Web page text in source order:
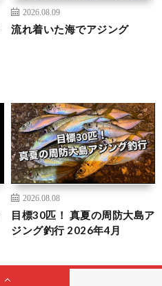
2026.08.09
流れ着いた海でアジング
2026.08.08
目標30匹！ 真夏の周防大島ア
ジング釣行 2026年4月